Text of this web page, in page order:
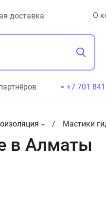
доставка О
+7 701
Мастики
в Алматы